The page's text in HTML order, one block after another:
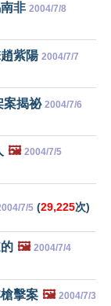
非 2004/7/8
紫陽 2004/7/7
案揭祕 2004/7/6
🖼️ 2004/7/5
7/5 (29,225次)
🖼️ 2004/7/4
擊案 🖼️ 2004/7/3